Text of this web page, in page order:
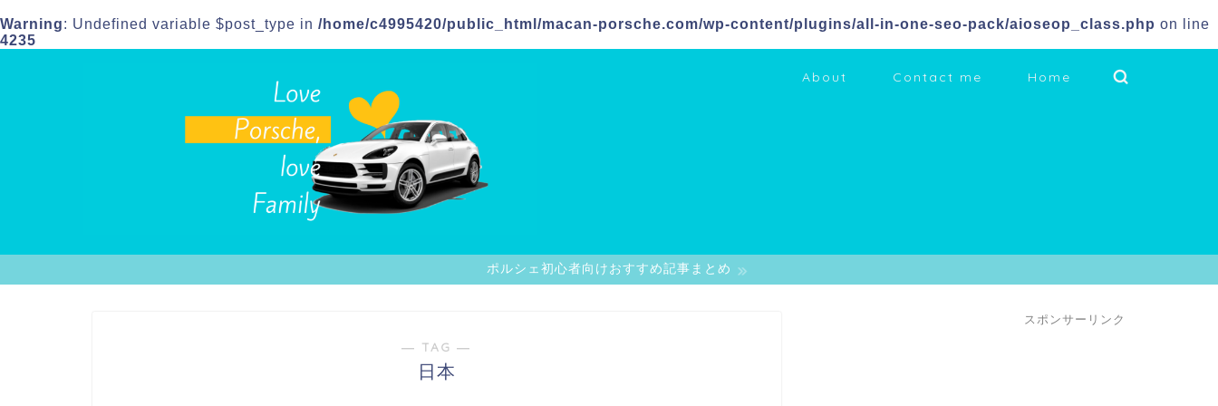
Warning: Undefined variable $post_type in /home/c4995420/public_html/macan-porsche.com/wp-content/plugins/all-in-one-seo-pack/aioseop_class.php on line
4235
About Contact me Home
ポルシェ初心者向けおすすめ記事まとめ
― TAG ―
日本
スポンサーリンク